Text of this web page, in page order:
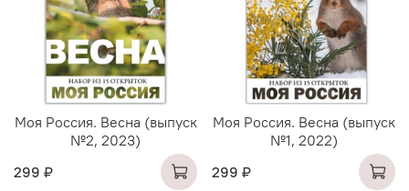
Моя Россия. Весна (выпуск
№2, 2023)
299 ₽
Моя Россия. Весна (выпуск
№1, 2022)
299 ₽